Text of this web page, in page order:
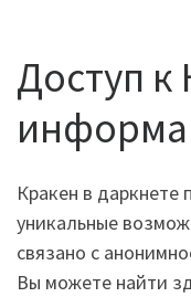
Доступ
Кракен в даркнете
уникальные
связано с
Вы можете найти